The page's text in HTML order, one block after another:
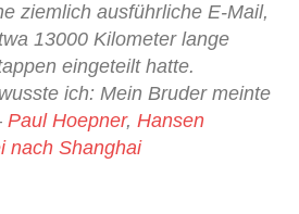
ziemlich ausführliche E-Mail,
13000 Kilometer lange
eingeteilt hatte.
ich: Mein Bruder meinte
Paul Hoepner, Hansen
nach Shanghai